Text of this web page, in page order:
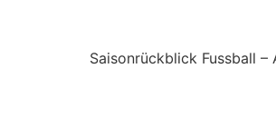
Saisonrückblick Fussball –